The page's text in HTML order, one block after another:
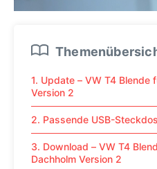
1. Update – VW T4 Blende
Version 2
2. Passende USB-
3. Download – VW T4
Dachholm Version 2